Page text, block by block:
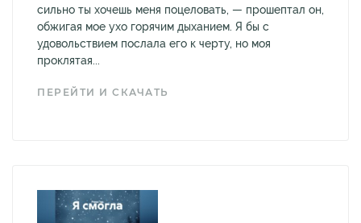
сильно ты хочешь меня поцеловать, — прошептал он,
обжигая мое ухо горячим дыханием. Я бы с
удовольствием послала его к черту, но моя
проклятая...
ПЕРЕЙТИ И СКАЧАТЬ